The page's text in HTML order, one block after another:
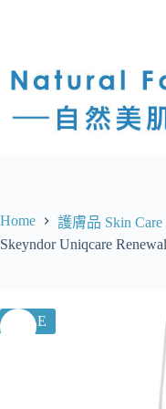
Home 護膚品 Skin Care
Skeyndor Uniqcare
SALE